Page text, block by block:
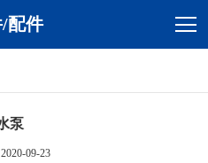
配件
泵
09-23